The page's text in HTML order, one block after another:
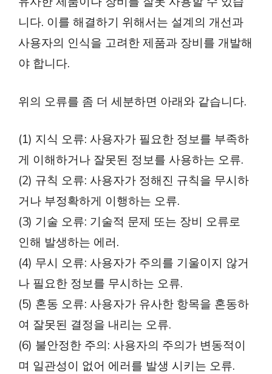
니다. 이를 해결하기 위해서는 설계의 개선과
사용자의 인식을 고려한 제품과 장비를 개발해
야 합니다.
위의 오류를 좀 더 세분하면 아래와 같습니다.
(1) 지식 오류: 사용자가 필요한 정보를 부족하
게 이해하거나 잘못된 정보를 사용하는 오류.
(2) 규칙 오류: 사용자가 정해진 규칙을 무시하
거나 부정확하게 이행하는 오류.
(3) 기술 오류: 기술적 문제 또는 장비 오류로
인해 발생하는 에러.
(4) 무시 오류: 사용자가 주의를 기울이지 않거
나 필요한 정보를 무시하는 오류.
(5) 혼동 오류: 사용자가 유사한 항목을 혼동하
여 잘못된 결정을 내리는 오류.
(6) 불안정한 주의: 사용자의 주의가 변동적이
며 일관성이 없어 에러를 발생 시키는 오류.